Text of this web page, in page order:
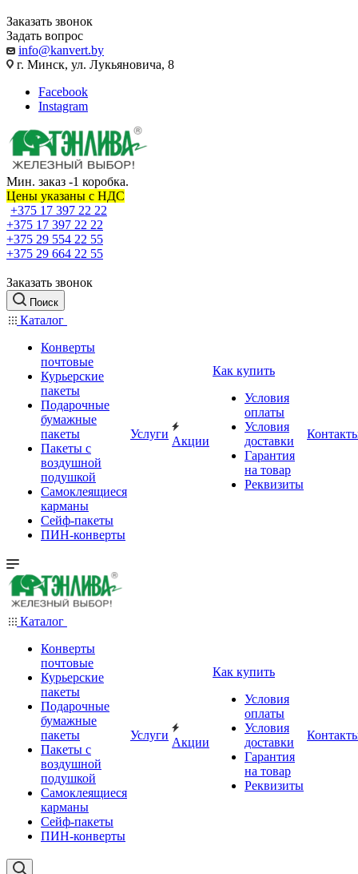
Заказать звонок
Задать вопрос
info@kanvert.by
г. Минск, ул. Лукьяновича, 8
Facebook
Instagram
Мин. заказ -1 коробка.
Цены указаны c НДС
+375 17 397 22 22
+375 17 397 22 22
+375 29 554 22 55
+375 29 664 22 55
Заказать звонок
Поиск
Каталог
Конверты
почтовые
Курьерские
пакеты
Подарочные
бумажные
пакеты
Пакеты с
воздушной
подушкой
Самоклеящиеся
карманы
Сейф-пакеты
ПИН-конверты
Услуги
Акции
Как купить
Условия
оплаты
Условия
доставки
Гарантия
на товар
Реквизиты
Каталог
Конверты
почтовые
Курьерские
пакеты
Подарочные
бумажные
пакеты
Пакеты с
воздушной
подушкой
Самоклеящиеся
карманы
Сейф-пакеты
ПИН-конверты
Услуги
Акции
Как купить
Условия
оплаты
Условия
доставки
Гарантия
на товар
Реквизиты